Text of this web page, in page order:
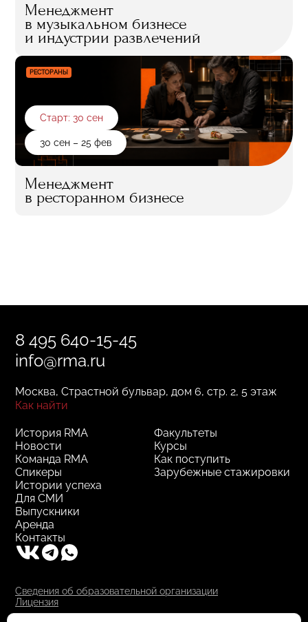
Менеджмент
в музыкальном бизнесе
и индустрии развлечений
РЕСТОРАНЫ
Старт: 30 сен
30 сен – 25 фев
Менеджмент
в ресторанном бизнесе
8 495 640-15-45
info@rma.ru
Москва, Страстной бульвар, дом 6, стр. 2, 5 этаж
Как найти
Факультеты
Курсы
Как поступить
Зарубежные стажировки
История RMA
Новости
Команда RMA
Спикеры
Истории успеха
Для СМИ
Выпускники
Аренда
Контакты
Сведения об образовательной организации
Лицензия